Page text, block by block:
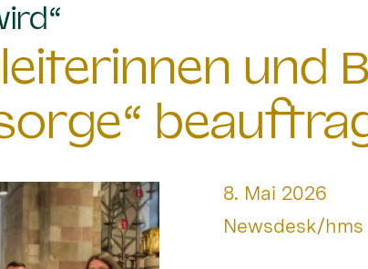
und
Datum:
8. Mai 2026
Von:
Newsdesk/hms